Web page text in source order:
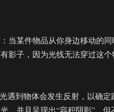
当某件物品从你身边移动的
影子，因为光线无法穿过这
遇到物体会发生反射，以确
，并且呈现出“容积阴影”。但